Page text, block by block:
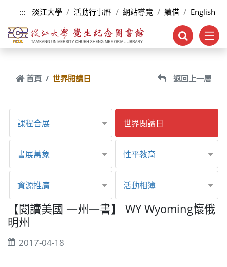
跳到主要內容
::: 淡江大學 活動行事曆 網站導覽 續借 English
首頁 世界閱讀日 返回上一層
課程合展 世界閱讀日
書展萬象 性平教育
資源推廣 活動相簿
【閱讀美國 一州一書】 WY Wyoming懷俄
明州
2017-04-18